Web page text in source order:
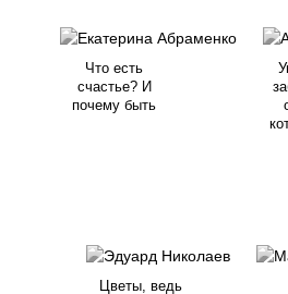
Что есть
счастье? И
почему быть
Цветы, ведь